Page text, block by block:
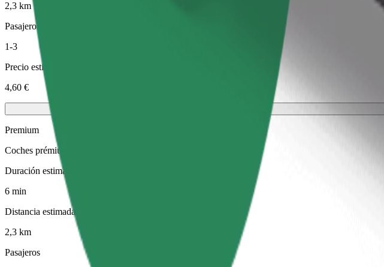
2,3 km
Pasajeros
1-3
Precio estimado
4,60 €
Premium
Coches prémium de tamaño medio con extras de alta gama
Duración estimada del viaje
6 min
Distancia estimada
2,3 km
Pasajeros